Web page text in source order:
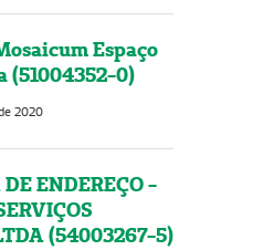
Espaço
(51004352-0)
2020
ENDEREÇO -
(54003267-5)